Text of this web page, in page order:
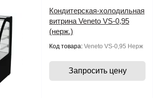
Кондитерская-холодильная
витрина Veneto VS-0,95
(нерж.)
Код товара: Veneto VS-0,95 Нерж
Запросить цену